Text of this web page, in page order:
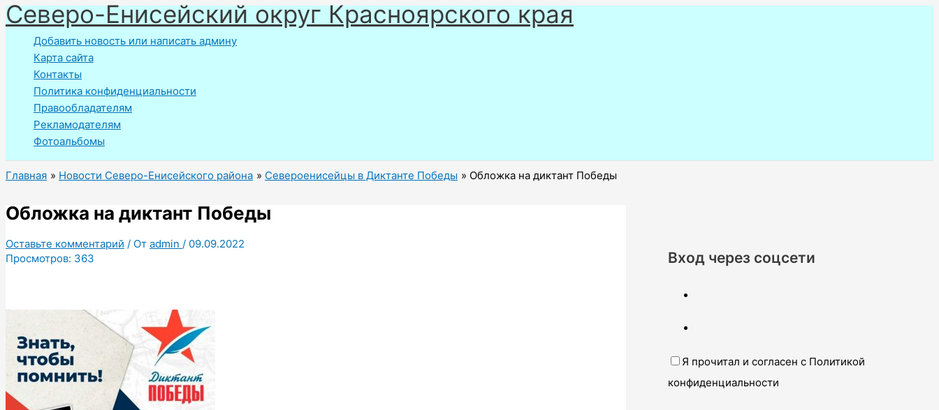
Перейти
к
содержимому
Северо-Енисейский округ Красноярского края
Добавить новость или написать админу
Карта сайта
Контакты
Политика конфиденциальности
Правообладателям
Рекламодателям
Фотоальбомы
Главная Новости Северо-Енисейского района Североенисейцы в Диктанте Победы Обложка на диктант Победы
Обложка на диктант Победы
Оставьте комментарий / От admin / 09.09.2022
Просмотров: 363 Вход через соцсети
Я прочитал и согласен с Политикой
конфиденциальности